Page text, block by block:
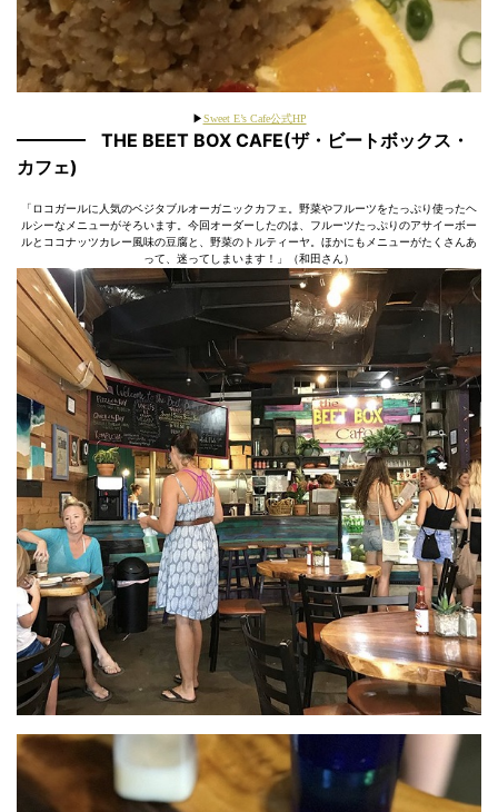
▶Sweet E’s Cafe公式HP
THE BEET BOX CAFE(ザ・ビートボックス・
カフェ)
「ロコガールに人気のベジタブルオーガニックカフェ。野菜やフルーツをたっぷり使ったヘ
ルシーなメニューがそろいます。今回オーダーしたのは、フルーツたっぷりのアサイーボー
ルとココナッツカレー風味の豆腐と、野菜のトルティーヤ。ほかにもメニューがたくさんあ
って、迷ってしまいます！」（和田さん）